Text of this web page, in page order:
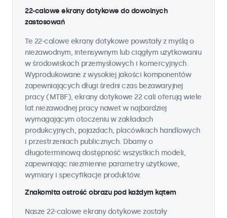
22-calowe ekrany dotykowe do dowolnych
zastosowań
Te 22-calowe ekrany dotykowe powstały z myślą o
niezawodnym, intensywnym lub ciągłym użytkowaniu
w środowiskach przemysłowych i komercyjnych.
Wyprodukowane z wysokiej jakości komponentów
zapewniających długi średni czas bezawaryjnej
pracy (MTBF), ekrany dotykowe 22 cali oferują wiele
lat niezawodnej pracy nawet w najbardziej
wymagającym otoczeniu w zakładach
produkcyjnych, pojazdach, placówkach handlowych
i przestrzeniach publicznych. Dbamy o
długoterminową dostępność wszystkich modeli,
zapewniając niezmienne parametry użytkowe,
wymiary i specyfikacje produktów.
Znakomita ostrość obrazu pod każdym kątem
Nasze 22-calowe ekrany dotykowe zostały